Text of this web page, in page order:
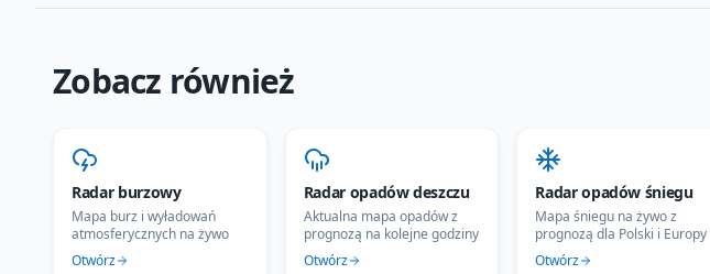
Zobacz również
Radar burzowy
Mapa burz i wyładowań
atmosferycznych na żywo
Otwórz
Radar opadów deszczu
Aktualna mapa opadów z
prognozą na kolejne godziny
Otwórz
Radar opadów śniegu
Mapa śniegu na żywo z
prognozą dla Polski i Europy
Otwórz